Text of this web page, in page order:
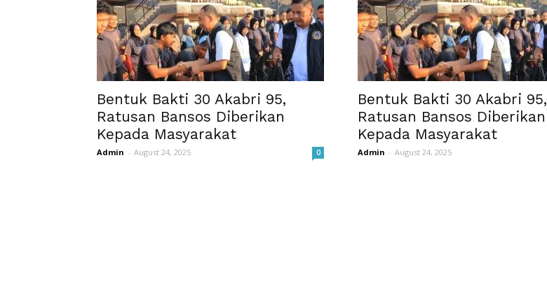
Bentuk Bakti 30 Akabri 95,
Ratusan Bansos Diberikan
Kepada Masyarakat
Admin - August 24, 2025 0
Bentuk Bakti 30 Akabri 95,
Ratusan Bansos Diberikan
Kepada Masyarakat
Admin - August 24, 2025